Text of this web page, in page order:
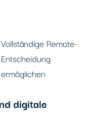
Vollständige Remote-
Entscheidung
ermöglichen
digitale